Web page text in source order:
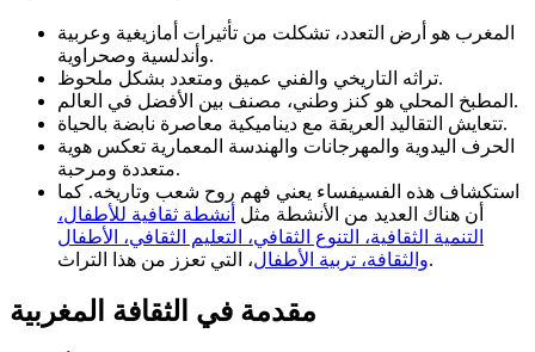
المغرب هو أرض التعدد، تشكلت من تأثيرات أمازيغية وعربية
وأندلسية وصحراوية.
تراثه التاريخي والفني عميق ومتعدد بشكل ملحوظ.
المطبخ المحلي هو كنز وطني، مصنف بين الأفضل في العالم.
تتعايش التقاليد العريقة مع ديناميكية معاصرة نابضة بالحياة.
الحرف اليدوية والمهرجانات والهندسة المعمارية تعكس هوية
متعددة ومرحبة.
استكشاف هذه الفسيفساء يعني فهم روح شعب وتاريخه. كما
أن هناك العديد من الأنشطة مثل أنشطة ثقافية للأطفال،
التنمية الثقافية، التنوع الثقافي، التعليم الثقافي، الأطفال
والثقافة، تربية الأطفال، التي تعزز من هذا التراث.
مقدمة في الثقافة المغربية